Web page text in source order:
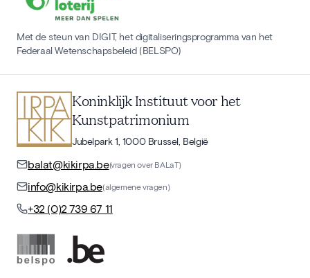
Met de steun van DIGIT, het digitaliseringsprogramma van het
Federaal Wetenschapsbeleid (BELSPO)
Koninklijk Instituut voor het
Kunstpatrimonium
Jubelpark 1, 1000 Brussel, België
balat@kikirpa.be(vragen over BALaT)
info@kikirpa.be(algemene vragen)
+32 (0)2 739 67 11